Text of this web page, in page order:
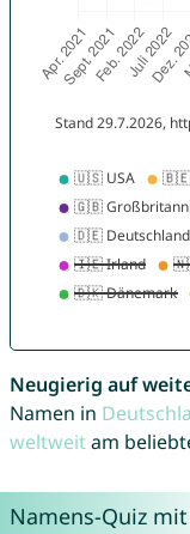
Neugierig auf
Namen in
weltweitam
Namens-Quiz